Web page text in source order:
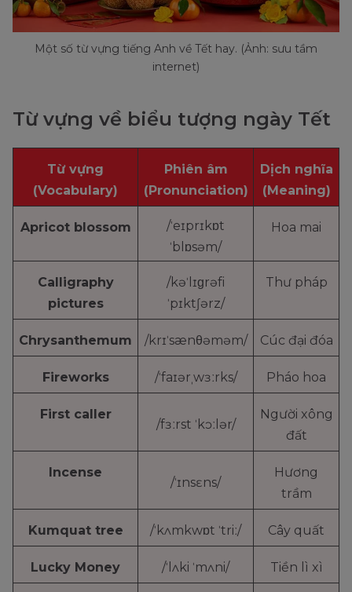
Một số từ vựng tiếng Anh về Tết hay. (Ảnh: sưu tầm
internet)
Từ vựng về biểu tượng ngày Tết
Từ vựng
(Vocabulary)
Phiên âm
(Pronunciation)
Dịch nghĩa
(Meaning)
Apricot blossom
/ˈeɪprɪkɒt
ˈblɒsəm/
Hoa mai
Calligraphy
pictures
/kəˈlɪɡrəfi
ˈpɪktʃərz/
Thư pháp
Chrysanthemum /krɪˈsænθəməm/ Cúc đại đóa
Fireworks /ˈfaɪərˌwɜːrks/ Pháo hoa
First caller
/fɜːrst ˈkɔːlər/
Người xông
đất
Incense
/ˈɪnsɛns/
Hương
trầm
Kumquat tree /ˈkʌmkwɒt ˈtriː/ Cây quất
Lucky Money /ˈlʌki ˈmʌni/ Tiền lì xì